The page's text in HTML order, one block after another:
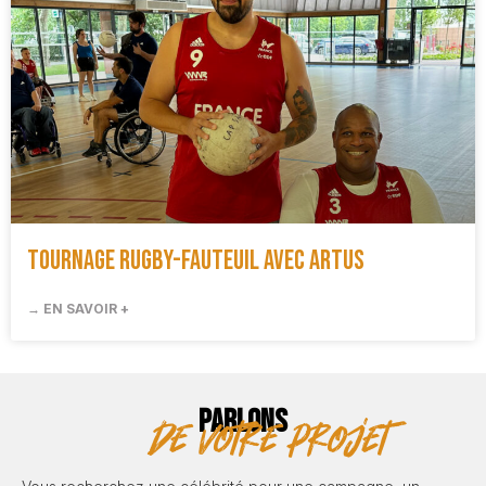
Tournage rugby-fauteuil avec Artus
→ EN SAVOIR +
PARLONS
de votre projet